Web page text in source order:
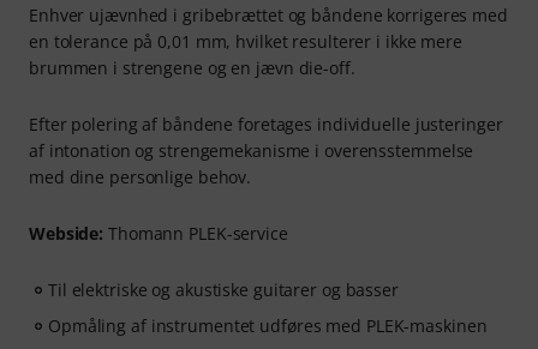
Enhver ujævnhed i gribebrættet og båndene korrigeres med
en tolerance på 0,01 mm, hvilket resulterer i ikke mere
brummen i strengene og en jævn die-off.
Efter polering af båndene foretages individuelle justeringer
af intonation og strengemekanisme i overensstemmelse
med dine personlige behov.
Webside: Thomann PLEK-service
Til elektriske og akustiske guitarer og basser
Opmåling af instrumentet udføres med PLEK-maskinen